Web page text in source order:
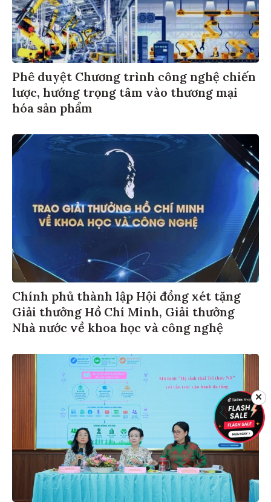
Phê duyệt Chương trình công nghệ chiến
lược, hướng trọng tâm vào thương mại
hóa sản phẩm
Chính phủ thành lập Hội đồng xét tặng
Giải thưởng Hồ Chí Minh, Giải thưởng
Nhà nước về khoa học và công nghệ
✕